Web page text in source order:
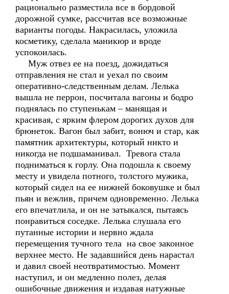
рационально разместила все в бордовой
дорожной сумке, рассчитав все возможные
варианты погоды. Накрасилась, уложила
косметику, сделала маникюр и вроде
успокоилась.
Муж отвез ее на поезд, дожидаться
отправления не стал и уехал по своим
оперативно-следственным делам. Лелька
вышла не перрон, посчитала вагоны и бодро
поднялась по ступенькам – манящая и
красивая, с ярким флером дорогих духов для
брюнеток. Вагон был забит, вонюч и стар, как
памятник архитектуры, который никто и
никогда не подшаманивал. Тревога стала
подниматься к горлу. Она подошла к своему
месту и увидела потного, толстого мужика,
который сидел на ее нижней боковушке и был
пьян и вежлив, причем одновременно. Лелька
его впечатлила, и он не затыкался, пытаясь
понравиться соседке. Лелька слушала его
путанные истории и нервно ждала
перемещения тучного тела на свое законное
верхнее место. Не задавшийся день нарастал
и давил своей неотвратимостью. Момент
наступил, и он медленно полез, делая
ошибочные движения и издавая натужные